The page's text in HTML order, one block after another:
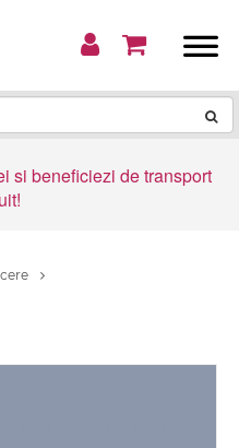
si beneficiezi de transport